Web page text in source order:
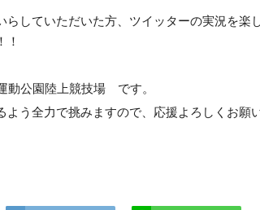
していただいた方、ツイッターの実況を楽
！
動公園陸上競技場 です。
う全力で挑みますので、応援よろしくお願